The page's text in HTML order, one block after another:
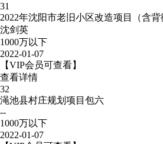
31
2022年沈阳市老旧小区改造项目（含背
沈剑英
1000万以下
2022-01-07
【VIP会员可查看】
查看详情
32
渑池县村庄规划项目包六
--
1000万以下
2022-01-07